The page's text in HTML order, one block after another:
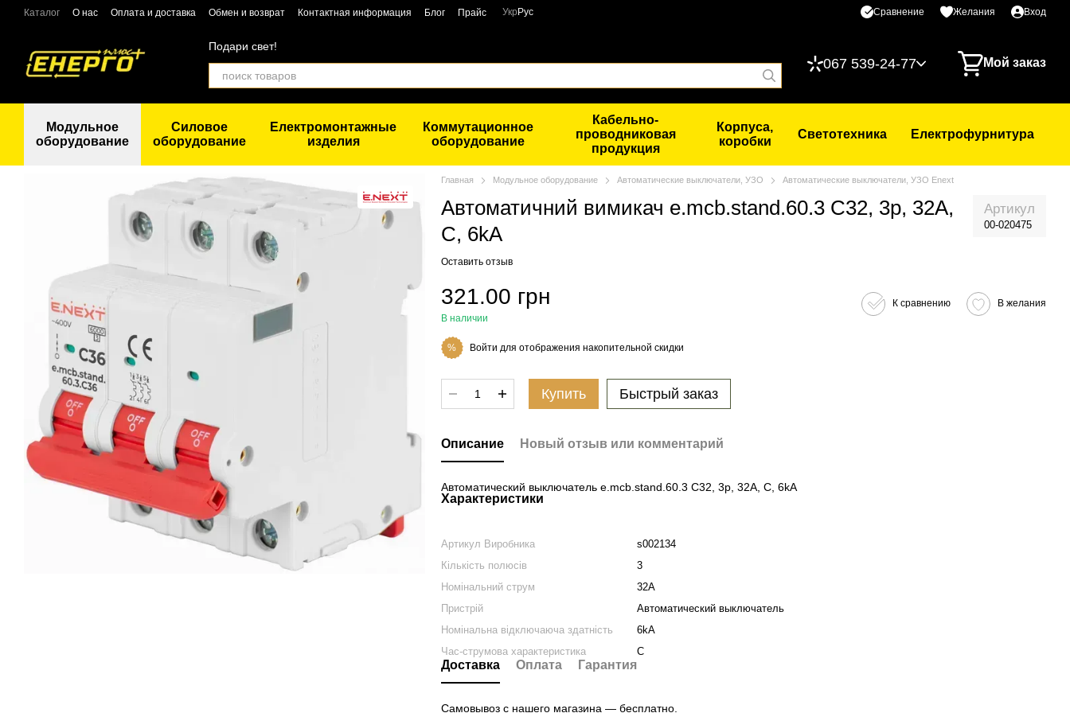
Перейти к основному контенту
Каталог О нас Оплата и доставка Обмен и возврат Контактная информация Блог Прайс Укр Рус Сравнение Желания Вход
Подари свет!
067 539-24-77 Мой заказ
Модульное
оборудование
Силовое
оборудование
Електромонтажные
изделия
Коммутационное
оборудование
Кабельно-
проводниковая
продукция
Корпуса,
коробки
Светотехника Електрофурнитура
Главная Модульное оборудование Автоматические выключатели, УЗО Автоматические выключатели, УЗО Enext
Автоматичний вимикач e.mcb.stand.60.3 C32, 3p, 32A,
C, 6kA
Артикул
00-020475
Оставить отзыв
321.00 грн
В наличии
К сравнению В желания
% Войти для отображения накопительной скидки
Купить Быстрый заказ
Описание Новый отзыв или комментарий
Автоматический выключатель e.mcb.stand.60.3 C32, 3p, 32A, C, 6kA
Характеристики
Артикул Виробника
s002134
Кількість полюсів
3
Номінальний струм
32А
Пристрій
Автоматический выключатель
Номінальна відключаюча здатність
6kA
Час-струмова характеристика
C
Доставка Оплата Гарантия
Самовывоз с нашего магазина — бесплатно.